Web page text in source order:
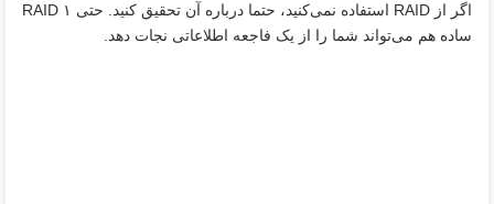
اگر از RAID استفاده نمی‌کنید، حتما درباره آن تحقیق کنید. حتی RAID ۱
ساده هم می‌تواند شما را از یک فاجعه اطلاعاتی نجات دهد.